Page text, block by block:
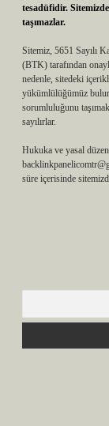
tesadüfidir.
taşımazlar.
Sitemiz, 5651 Sayılı
(BTK) tarafından
nedenle, sitedeki
yükümlülüğümüz
sorumluluğunu
sayılırlar.
Hukuka ve yasal
süre içerisinde